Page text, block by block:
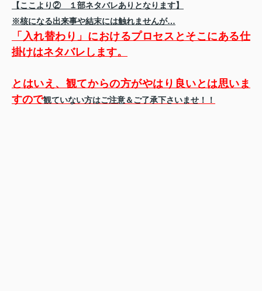
【ここより② １部ネタバレありとなります】
※核になる出来事や結末には触れませんが…
「入れ替わり」におけるプロセスとそこにある仕
掛けはネタバレします。
とはいえ、観てからの方がやはり良いとは思いま
すので観ていない方はご注意＆ご了承下さいませ！！